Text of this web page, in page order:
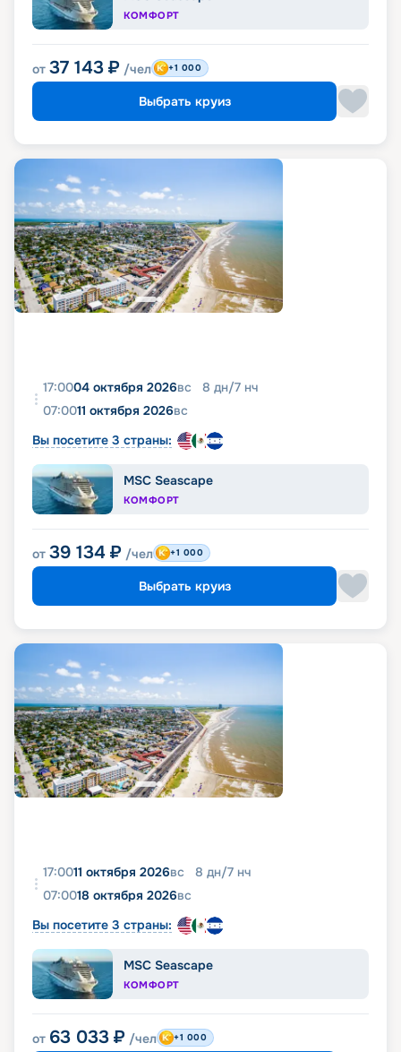
КОМФОРТ
от 37 143 ₽ /чел +1 000
Выбрать круиз
17:0004 октября 2026вс 8 дн/7 нч
07:0011 октября 2026вс
Вы посетите 3 страны:
MSC Seascape
КОМФОРТ
от 39 134 ₽ /чел +1 000
Выбрать круиз
17:0011 октября 2026вс 8 дн/7 нч
07:0018 октября 2026вс
Вы посетите 3 страны:
MSC Seascape
КОМФОРТ
от 63 033 ₽ /чел +1 000